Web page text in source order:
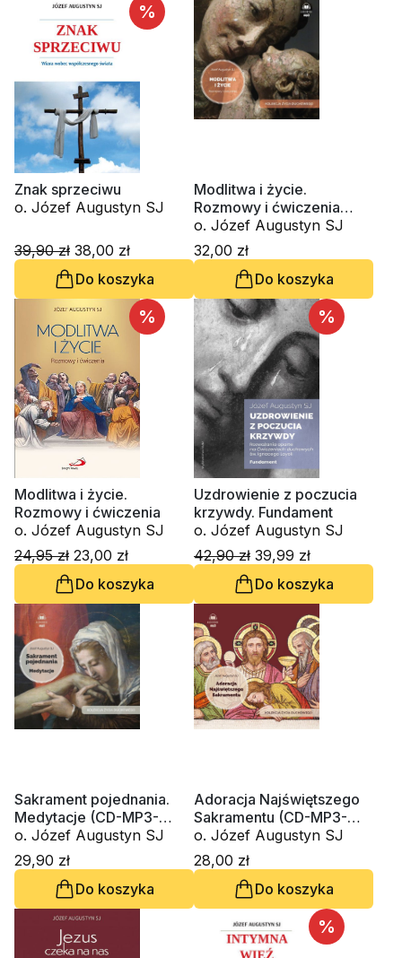
%
Znak sprzeciwu
o. Józef Augustyn SJ
39,90 zł 38,00 zł
Do koszyka
Modlitwa i życie.
Rozmowy i ćwiczenia
(CD-MP3-audiobook)
o. Józef Augustyn SJ
32,00 zł
Do koszyka
%
Modlitwa i życie.
Rozmowy i ćwiczenia
o. Józef Augustyn SJ
24,95 zł 23,00 zł
Do koszyka
%
Uzdrowienie z poczucia
krzywdy. Fundament
o. Józef Augustyn SJ
42,90 zł 39,99 zł
Do koszyka
Sakrament pojednania.
Medytacje (CD-MP3-
audiobook)
o. Józef Augustyn SJ
29,90 zł
Do koszyka
Adoracja Najświętszego
Sakramentu (CD-MP3-
audiobook)
o. Józef Augustyn SJ
28,00 zł
Do koszyka
%